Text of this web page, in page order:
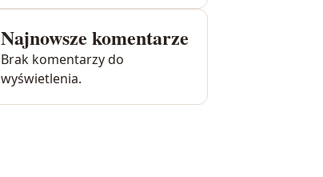
Najnowsze komentarze
Brak komentarzy do
wyświetlenia.